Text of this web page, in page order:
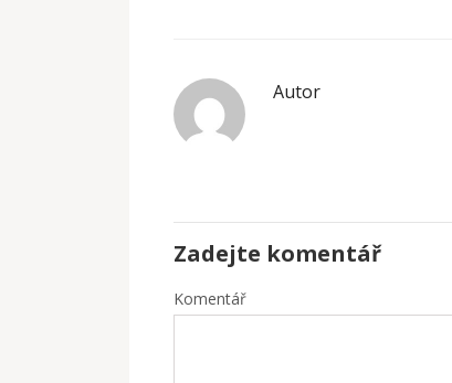
Autor
Zadejte komentář
Komentář